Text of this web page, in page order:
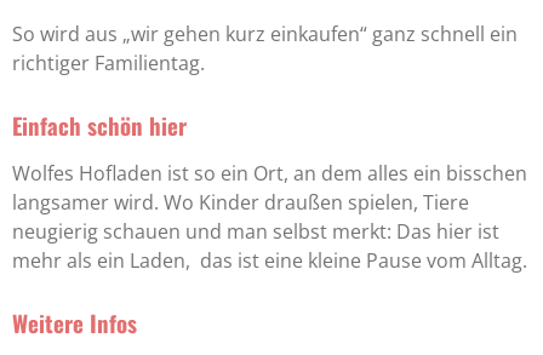
So wird aus „wir gehen kurz einkaufen“ ganz schnell ein
richtiger Familientag.
Einfach schön hier
Wolfes Hofladen ist so ein Ort, an dem alles ein bisschen
langsamer wird. Wo Kinder draußen spielen, Tiere
neugierig schauen und man selbst merkt: Das hier ist
mehr als ein Laden, das ist eine kleine Pause vom Alltag.
Weitere Infos